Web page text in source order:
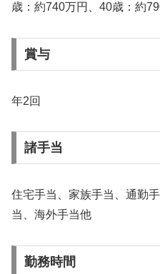
歳：約740万円、40歳：約
賞与
年2回
諸手当
住宅手当、家族手当、通勤
当、海外手当他
勤務時間